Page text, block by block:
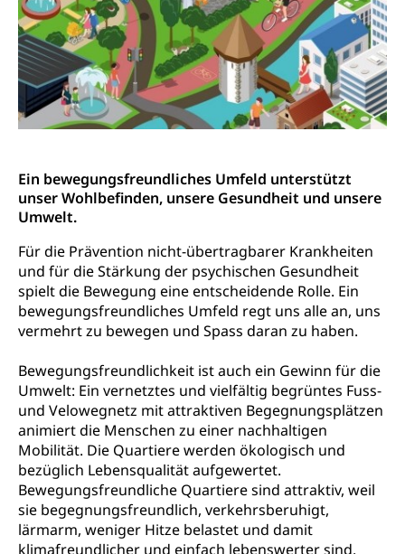
Ein bewegungsfreundliches Umfeld unterstützt
unser Wohlbefinden, unsere Gesundheit und unsere
Umwelt.
Für die Prävention nicht-übertragbarer Krankheiten
und für die Stärkung der psychischen Gesundheit
spielt die Bewegung eine entscheidende Rolle. Ein
bewegungsfreundliches Umfeld regt uns alle an, uns
vermehrt zu bewegen und Spass daran zu haben.
Bewegungsfreundlichkeit ist auch ein Gewinn für die
Umwelt: Ein vernetztes und vielfältig begrüntes Fuss-
und Velowegnetz mit attraktiven Begegnungsplätzen
animiert die Menschen zu einer nachhaltigen
Mobilität. Die Quartiere werden ökologisch und
bezüglich Lebensqualität aufgewertet.
Bewegungsfreundliche Quartiere sind attraktiv, weil
sie begegnungsfreundlich, verkehrsberuhigt,
lärmarm, weniger Hitze belastet und damit
klimafreundlicher und einfach lebenswerter sind.
Kindergarten & Basisstufe
Frühe Förderung
Konsumentenschutz
Konsumentenrechte, Produktsicherheit,
Preisüberwachung, Preisüberwacher,
Konsumentenorganisation, parallele Einfuhr,
regionale Erschöpfung, nationale Erschöpfung,
internationale Erschöpfung, Preisabsprache, Kartell,
Lebensmittelkontrolle und
Verbraucherschutz
Krankenversicherung
Unfallversicherung, Berufsunfallversicherung,
Krankheit, Unfall, Prämienverbilligung,
Krankenkasse
Krankenversicherung (WAS Luzern)
Prämienverbilligung (WAS Luzern)
Obligatorische Krankenversicherung (WAS
Luzern)
Kranken- und Unfallversicherung
Lebensmittelsicherheit
sichere Lebensmittel, Lebensmittelkontrolle,
Lebensmittelhygiene, Produktesicherheit
Trinkwasser
Lebensmittel
Prävention
Gesundheitsvorsorge, Wellness, Unfallverhütung,
Suchtprävention, Alkoholprävention,
Tabakprävention, Primärprävention,
Sekundärprävention, Tertiärprävention
Darmkrebsvorsorge
Kantonales Tabakpräventionsprogramm
Soziale Sicherheit
Sozialversicherungen, Sozialpolitik,
Arbeitslosenversicherung,